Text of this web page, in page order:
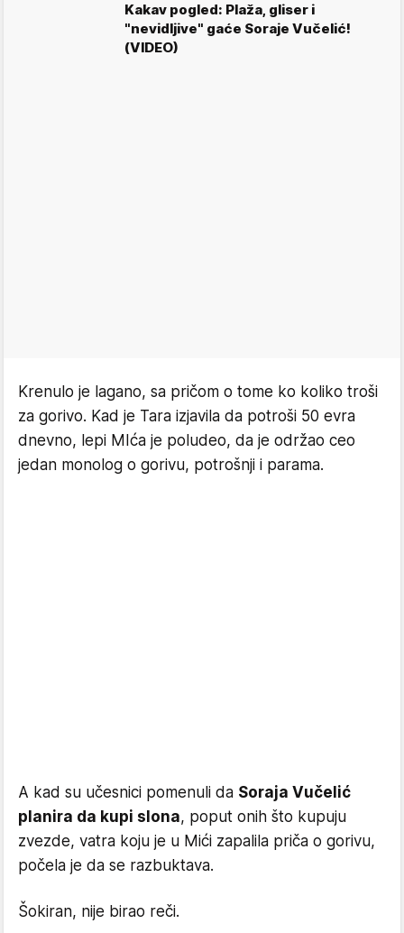
Kakav pogled: Plaža, gliser i
"nevidljive" gaće Soraje Vučelić!
(VIDEO)
Krenulo je lagano, sa pričom o tome ko koliko troši
za gorivo. Kad je Tara izjavila da potroši 50 evra
dnevno, lepi MIća je poludeo, da je održao ceo
jedan monolog o gorivu, potrošnji i parama.
A kad su učesnici pomenuli da Soraja Vučelić
planira da kupi slona, poput onih što kupuju
zvezde, vatra koju je u Mići zapalila priča o gorivu,
počela je da se razbuktava.
Šokiran, nije birao reči.